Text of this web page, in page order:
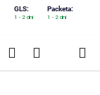
GLS: Packeta:
1 - 2 dni 1 - 2 dni
Hľadať
KOŠÍK